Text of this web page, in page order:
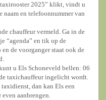
2025” klikt, vindt u
naam en telefoonnummer van
chauffeur vermeld. Ga in de
“agenda” en tik op de
de voorganger staat ook de
u Els Schoneveld bellen: 06
taxichauffeur ingelicht wordt.
dan kan Els een
aanbrengen.